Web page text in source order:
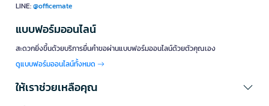
LINE:@officemate
แบบฟอร์มออนไลน์
สะดวกยิ่งขึ้นด้วยบริการยื่นคำขอผ่านแบบฟอร์มออนไลน์ด้วยตัวคุณเอง
ดูแบบฟอร์มออนไลน์ทั้งหมด
ให้เราช่วยเหลือคุณ